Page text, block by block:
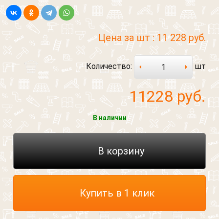
Цена за шт :11 228 руб.
Количество: шт
11228 руб.
В наличии
В корзину
Купить в 1 клик